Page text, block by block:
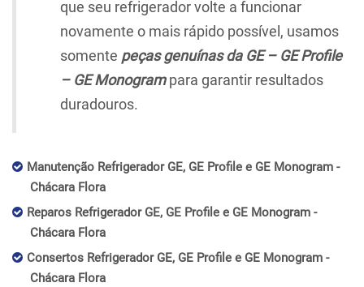
que seu refrigerador volte a funcionar
novamente o mais rápido possível, usamos
somente peças genuínas da GE – GE Profile
– GE Monogrampara garantir resultados
duradouros.
Manutenção Refrigerador GE, GE Profile e GE Monogram -
Chácara Flora
Reparos Refrigerador GE, GE Profile e GE Monogram -
Chácara Flora
Consertos Refrigerador GE, GE Profile e GE Monogram -
Chácara Flora